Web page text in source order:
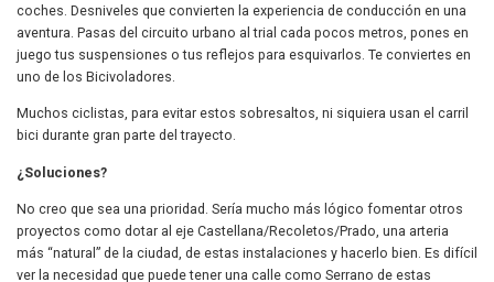
coches. Desniveles que convierten la experiencia de conducción en una
aventura. Pasas del circuito urbano al trial cada pocos metros, pones en
juego tus suspensiones o tus reflejos para esquivarlos. Te conviertes en
uno de los Bicivoladores.
Muchos ciclistas, para evitar estos sobresaltos, ni siquiera usan el carril
bici durante gran parte del trayecto.
¿Soluciones?
No creo que sea una prioridad. Sería mucho más lógico fomentar otros
proyectos como dotar al eje Castellana/Recoletos/Prado, una arteria
más “natural” de la ciudad, de estas instalaciones y hacerlo bien. Es difícil
ver la necesidad que puede tener una calle como Serrano de estas